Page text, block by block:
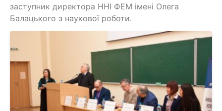
заступник директора ННІ ФЕМ імені Олега
Балацького з наукової роботи.